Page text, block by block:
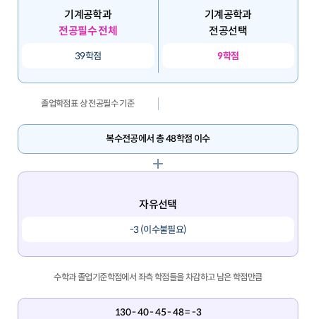
기계공학과
전공필수 전체
39학점
기계공학과
전공선택
9학점
졸업학점표 상 전공필수 기준
복수전공에서 총 48학점 이수
자유선택
-3 (이수불필요)
수학과 졸업기준학점에서 좌측 학점들을 차감하고 남은 학점만큼
130 - 40 - 45 - 48 = -3